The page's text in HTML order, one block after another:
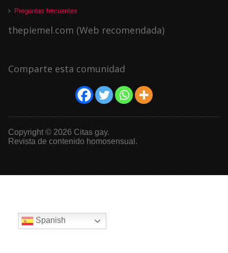
Preguntas frecuentes
thepiemel.com (Web recomendada)
Comparte esta comunidad
Copyright © 2026 Citas gay.
Revista de contenido homosensual.
Spanish